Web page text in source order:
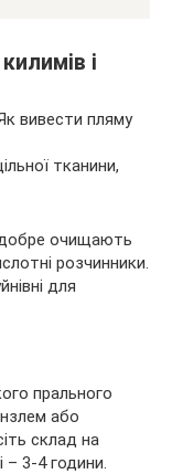
і
тканини,
добре очищають
розчинники.
для
прального
або
склад на
– 3-4 години.